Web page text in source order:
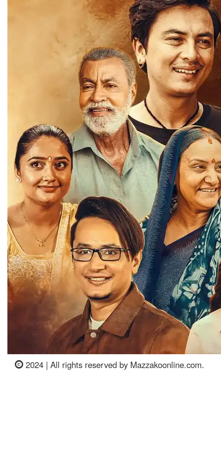
2024 | All rights reserved by Mazzakoonline.com.